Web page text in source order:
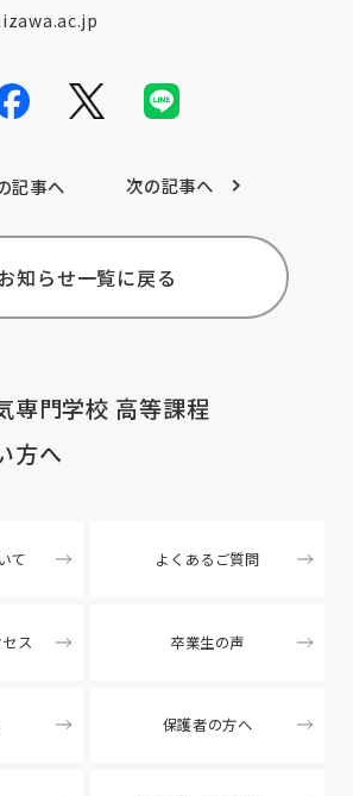
記事へ 次の記事へ
知らせ一覧に戻る
専門学校 高等課程
方へ
て よくあるご質問
ス 卒業生の声
保護者の方へ